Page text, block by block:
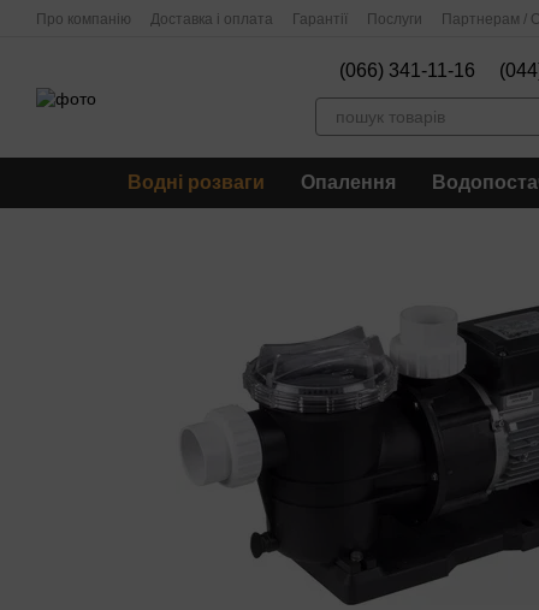
Перейти до основного контенту
Про компанію Доставка і оплата Гарантії Послуги Партнерам /
(066) 341-11-16
Водні розваги Опалення